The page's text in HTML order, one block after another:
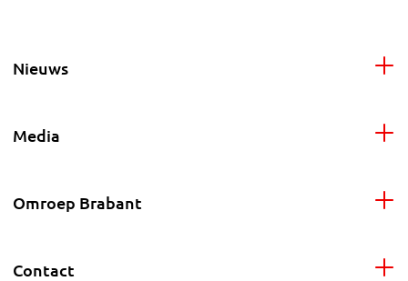
Nieuws
Media
Omroep Brabant
Contact